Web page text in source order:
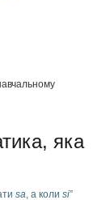
яка
sa , а коли si”